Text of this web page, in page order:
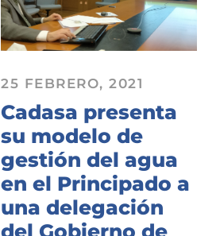
25 FEBRERO, 2021
Cadasa presenta
su modelo de
gestión del agua
en el Principado a
una delegación